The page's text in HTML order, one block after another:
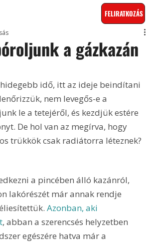
FELIRATKOZÁS
a gázkazán
idő, itt az ideje beindítani
nem levegős-e a
le a tetejéről, és kezdjük estére
De hol van az megírva, hogy
trükkök csak radiátorra léteznek?
a pincében álló kazánról,
lakórészét már annak rendje
Azonban, aki
, abban a szerencsés helyzetben
egészére hatva már a